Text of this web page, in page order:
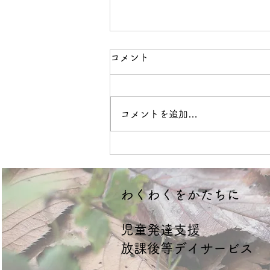
コメント
コメントを追加…
​児童発達支援
放課後等デイサービス
​わくわくをかたちに